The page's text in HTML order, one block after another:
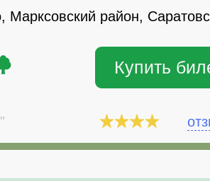
Марксовский район,
Купить